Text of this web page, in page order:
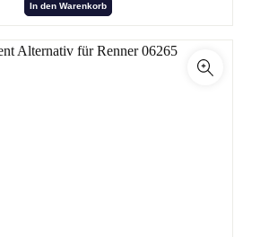
In den Warenkorb